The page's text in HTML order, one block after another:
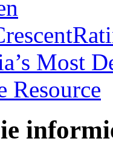
Most
Resource